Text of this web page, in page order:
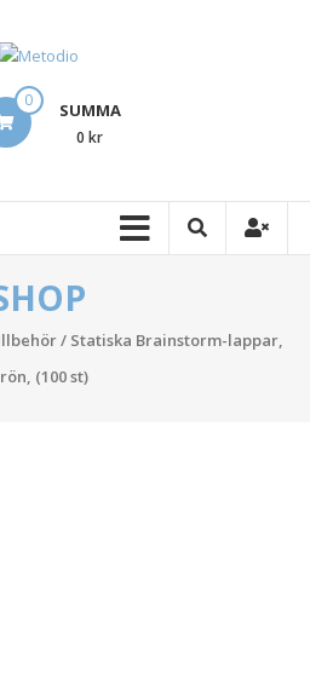
0 SUMMA
0 kr
/ Statiska Brainstorm-lappar,
(100 st)